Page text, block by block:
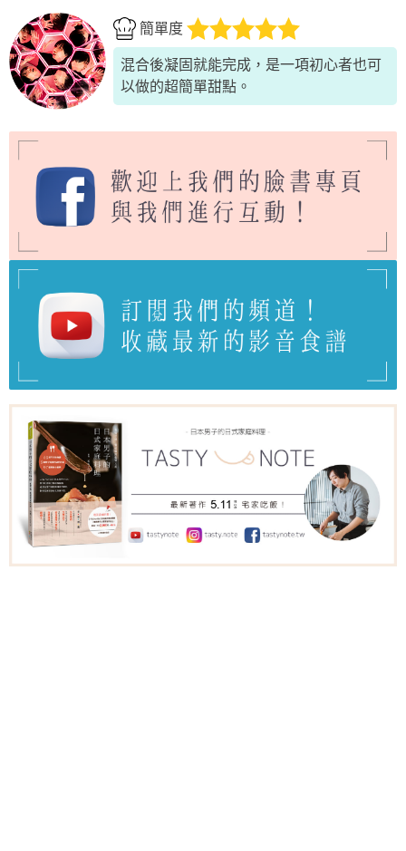
簡單度
混合後凝固就能完成，是一項初心者也可
以做的超簡單甜點。